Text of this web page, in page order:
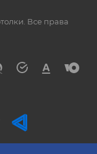
Все права